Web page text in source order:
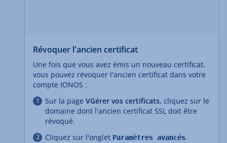
Révoquer l'ancien certificat
Une fois que vous avez émis un nouveau certificat,
vous pouvez révoquer l'ancien certificat dans votre
compte IONOS :
Sur la page VGérer vos certificats, cliquez sur le
domaine dont l'ancien certificat SSL doit être
révoqué.
Cliquez sur l'onglet Paramètres avancés.